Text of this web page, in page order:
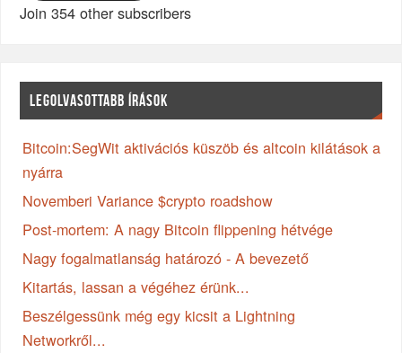
Join 354 other subscribers
LEGOLVASOTTABB ÍRÁSOK
Bitcoin:SegWit aktivációs küszöb és altcoin kilátások a
nyárra
Novemberi Variance $crypto roadshow
Post-mortem: A nagy Bitcoin flippening hétvége
Nagy fogalmatlanság határozó - A bevezető
Kitartás, lassan a végéhez érünk...
Beszélgessünk még egy kicsit a Lightning
Networkről...